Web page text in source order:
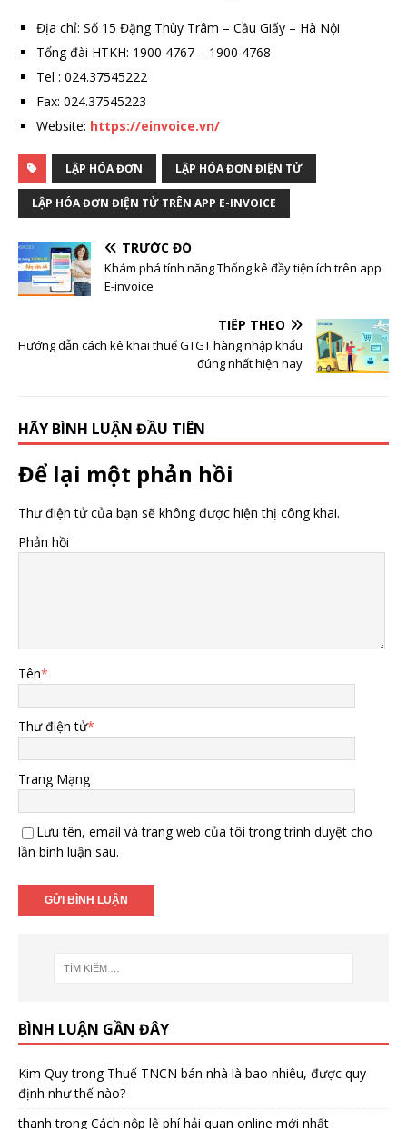
Địa chỉ: Số 15 Đặng Thùy Trâm – Cầu Giấy – Hà Nội
Tổng đài HTKH: 1900 4767 – 1900 4768
Tel : 024.37545222
Fax: 024.37545223
Website: https://einvoice.vn/
LẬP HÓA ĐƠN LẬP HÓA ĐƠN ĐIỆN TỬ
LẬP HÓA ĐƠN ĐIỆN TỬ TRÊN APP E-INVOICE
TRƯỚC ĐÓ
Khám phá tính năng Thống kê đầy tiện ích trên app
E-invoice
TIẾP THEO
Hướng dẫn cách kê khai thuế GTGT hàng nhập khẩu
đúng nhất hiện nay
HÃY BÌNH LUẬN ĐẦU TIÊN
Để lại một phản hồi
Thư điện tử của bạn sẽ không được hiện thị công khai.
Phản hồi
Tên*
Thư điện tử*
Trang Mạng
Lưu tên, email và trang web của tôi trong trình duyệt cho
lần bình luận sau.
BÌNH LUẬN GẦN ĐÂY
Kim Quytrong Thuế TNCN bán nhà là bao nhiêu, được quy
định như thế nào?
thanh trongCách nộp lệ phí hải quan online mới nhất